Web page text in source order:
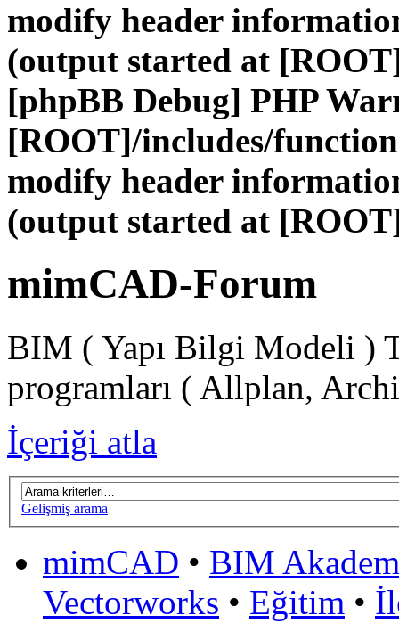
modify header
(output started at
[phpBB Debug] PHP
[ROOT]/includes/
modify header
(output started at
mimCAD-Forum
BIM ( Yapı Bilgi Modeli )
programları ( Allplan,
İçeriği atla
Gelişmiş arama
mimCAD • BIM
Vectorworks • Eğitim •